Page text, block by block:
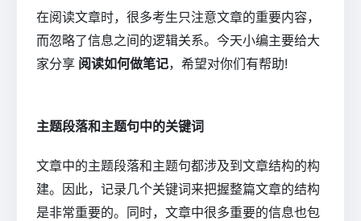
在阅读文章时，很多考生只注意文章的重要内容，
而忽略了信息之间的逻辑关系。今天小编主要给大
家分享 阅读如何做笔记，希望对你们有帮助!
主题段落和主题句中的关键词
文章中的主题段落和主题句都涉及到文章结构的构
建。因此，记录几个关键词来把握整篇文章的结构
是非常重要的。同时，文章中很多重要的信息也包